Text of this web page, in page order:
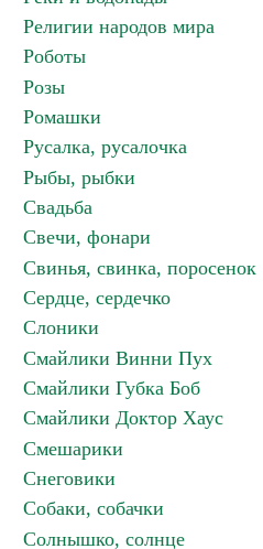
Религии народов мира
Роботы
Розы
Ромашки
Русалка, русалочка
Рыбы, рыбки
Свадьба
Свечи, фонари
Свинья, свинка, поросенок
Сердце, сердечко
Слоники
Смайлики Винни Пух
Смайлики Губка Боб
Смайлики Доктор Хаус
Смешарики
Снеговики
Собаки, собачки
Солнышко, солнце